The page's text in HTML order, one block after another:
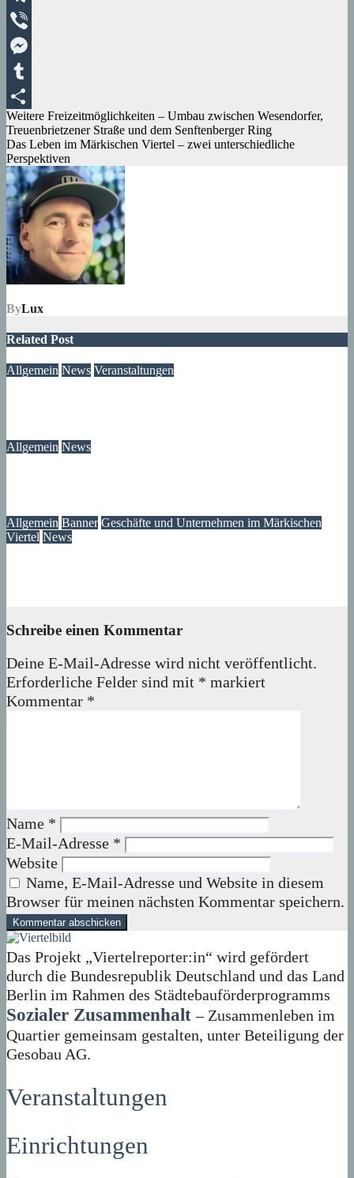
Telegram
Viber
Messenger
Tumblr
Teilen
Beitragsnavigation
Weitere Freizeitmöglichkeiten – Umbau zwischen Wesendorfer,
Treuenbrietzener Straße und dem Senftenberger Ring
Das Leben im Märkischen Viertel – zwei unterschiedliche
Perspektiven
ByLux
Related Post
Allgemein News Veranstaltungen
Allgemein News
Allgemein Banner Geschäfte und Unternehmen im Märkischen
Viertel News
Schreibe einen Kommentar
Deine E-Mail-Adresse wird nicht veröffentlicht.
Erforderliche Felder sind mit * markiert
Kommentar *
Name *
E-Mail-Adresse *
Website
Name, E-Mail-Adresse und Website in diesem
Browser für meinen nächsten Kommentar speichern.
Das Projekt „Viertelreporter:in“ wird gefördert
durch die Bundesrepublik Deutschland und das Land
Berlin im Rahmen des Städtebauförderprogramms
Sozialer Zusammenhalt – Zusammenleben im
Quartier gemeinsam gestalten, unter Beteiligung der
Gesobau AG.
Veranstaltungen
Einrichtungen